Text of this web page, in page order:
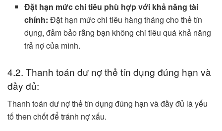
Đặt hạn mức chi tiêu phù hợp với khả năng tài
chính: Đặt hạn mức chi tiêu hàng tháng cho thẻ tín
dụng, đảm bảo rằng bạn không chi tiêu quá khả năng
trả nợ của mình.
4.2. Thanh toán dư nợ thẻ tín dụng đúng hạn và
đầy đủ:
Thanh toán dư nợ thẻ tín dụng đúng hạn và đầy đủ là yếu
tố then chốt để tránh nợ xấu.